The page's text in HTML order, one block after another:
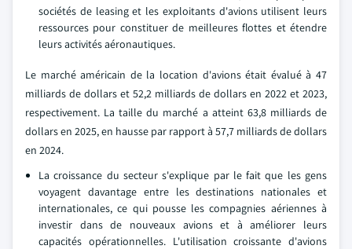
sociétés de leasing et les exploitants d'avions utilisent leurs
ressources pour constituer de meilleures flottes et étendre
leurs activités aéronautiques.
Le marché américain de la location d'avions était évalué à 47
milliards de dollars et 52,2 milliards de dollars en 2022 et 2023,
respectivement. La taille du marché a atteint 63,8 milliards de
dollars en 2025, en hausse par rapport à 57,7 milliards de dollars
en 2024.
La croissance du secteur s'explique par le fait que les gens
voyagent davantage entre les destinations nationales et
internationales, ce qui pousse les compagnies aériennes à
investir dans de nouveaux avions et à améliorer leurs
capacités opérationnelles. L'utilisation croissante d'avions